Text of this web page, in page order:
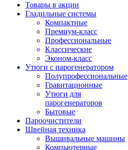
Товары в акции
Гладильные системы
Компактные
Премиум-класс
Профессиональные
Классические
Эконом-класс
Утюги с парогенератором
Полупрофессиональные
Гравитационные
Утюги для
парогенераторов
Бытовые
Пароочистители
Швейная техника
Вышивальные машины
Компьютерные